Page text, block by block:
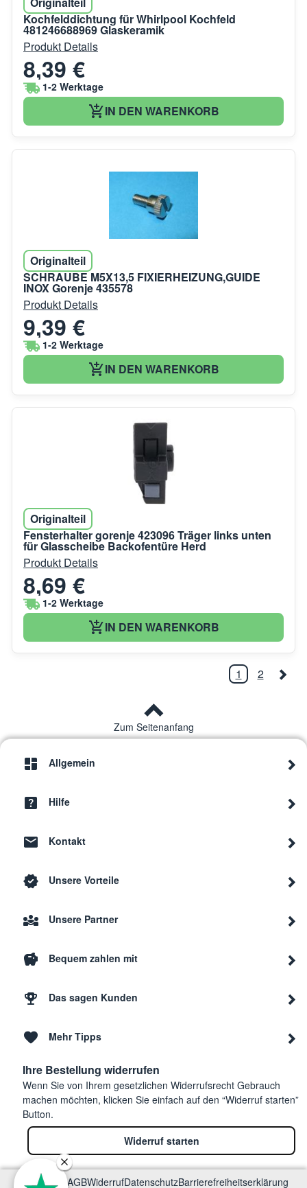
Kochfelddichtung für Whirlpool Kochfeld
481246688969 Glaskeramik
Produkt Details
8,39 €
1-2 Werktage
IN DEN WARENKORB
Originalteil
SCHRAUBE M5X13,5 FIXIERHEIZUNG,GUIDE
INOX Gorenje 435578
Produkt Details
9,39 €
1-2 Werktage
IN DEN WARENKORB
Originalteil
Fensterhalter gorenje 423096 Träger links unten
für Glasscheibe Backofentüre Herd
Produkt Details
8,69 €
1-2 Werktage
IN DEN WARENKORB
1 2
Zum Seitenanfang
Allgemein
Hilfe
Kontakt
Unsere Vorteile
Unsere Partner
Bequem zahlen mit
Das sagen Kunden
Mehr Tipps
Ihre Bestellung widerrufen
Wenn Sie von Ihrem gesetzlichen Widerrufsrecht Gebrauch
machen möchten, klicken Sie einfach auf den “Widerruf starten”
Button.
Widerruf starten
ImpressumAGBWiderrufDatenschutzBarrierefreiheitserklärung